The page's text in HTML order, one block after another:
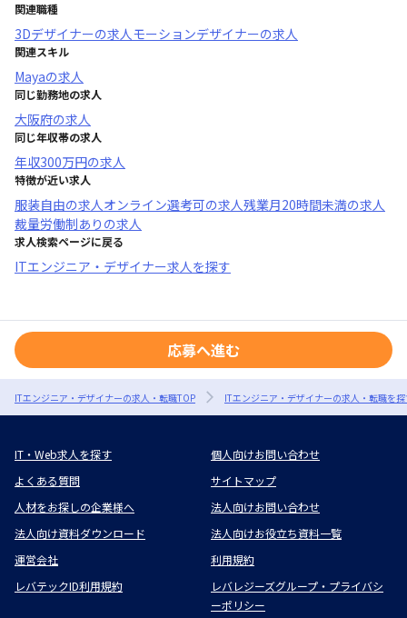
関連職種
3Dデザイナーの求人モーションデザイナーの求人
関連スキル
Mayaの求人
同じ勤務地の求人
大阪府の求人
同じ年収帯の求人
年収300万円の求人
特徴が近い求人
服装自由の求人オンライン選考可の求人残業月20時間未満の求人
裁量労働制あり の求人
求人検索ページに戻る
ITエンジニア・デザイナー求人を探す
応募へ進む
ITエンジニア・デザイナーの求人・転職TOP ITエンジニア・デザイナーの求人・転職を
IT・Web求人を探す
個人向けお問い合わせ
よくある質問
サイトマップ
人材をお探しの企業様へ
法人向けお問い合わせ
法人向け資料ダウンロード
法人向けお役立ち資料一覧
運営会社
利用規約
レバテックID利用規約
レバレジーズグループ・プライバシ
ーポリシー